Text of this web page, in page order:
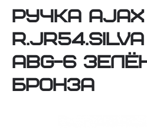
Ручка Ajax
ABG-6
бронза